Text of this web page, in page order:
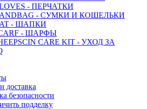
- ПЕРЧАТКИ
- СУМКИ И КОШЕЛЬКИ
- ШАПКИ
- ШАРФЫ
CARE KIT - УХОД ЗА
доставка
безопасности
подделку